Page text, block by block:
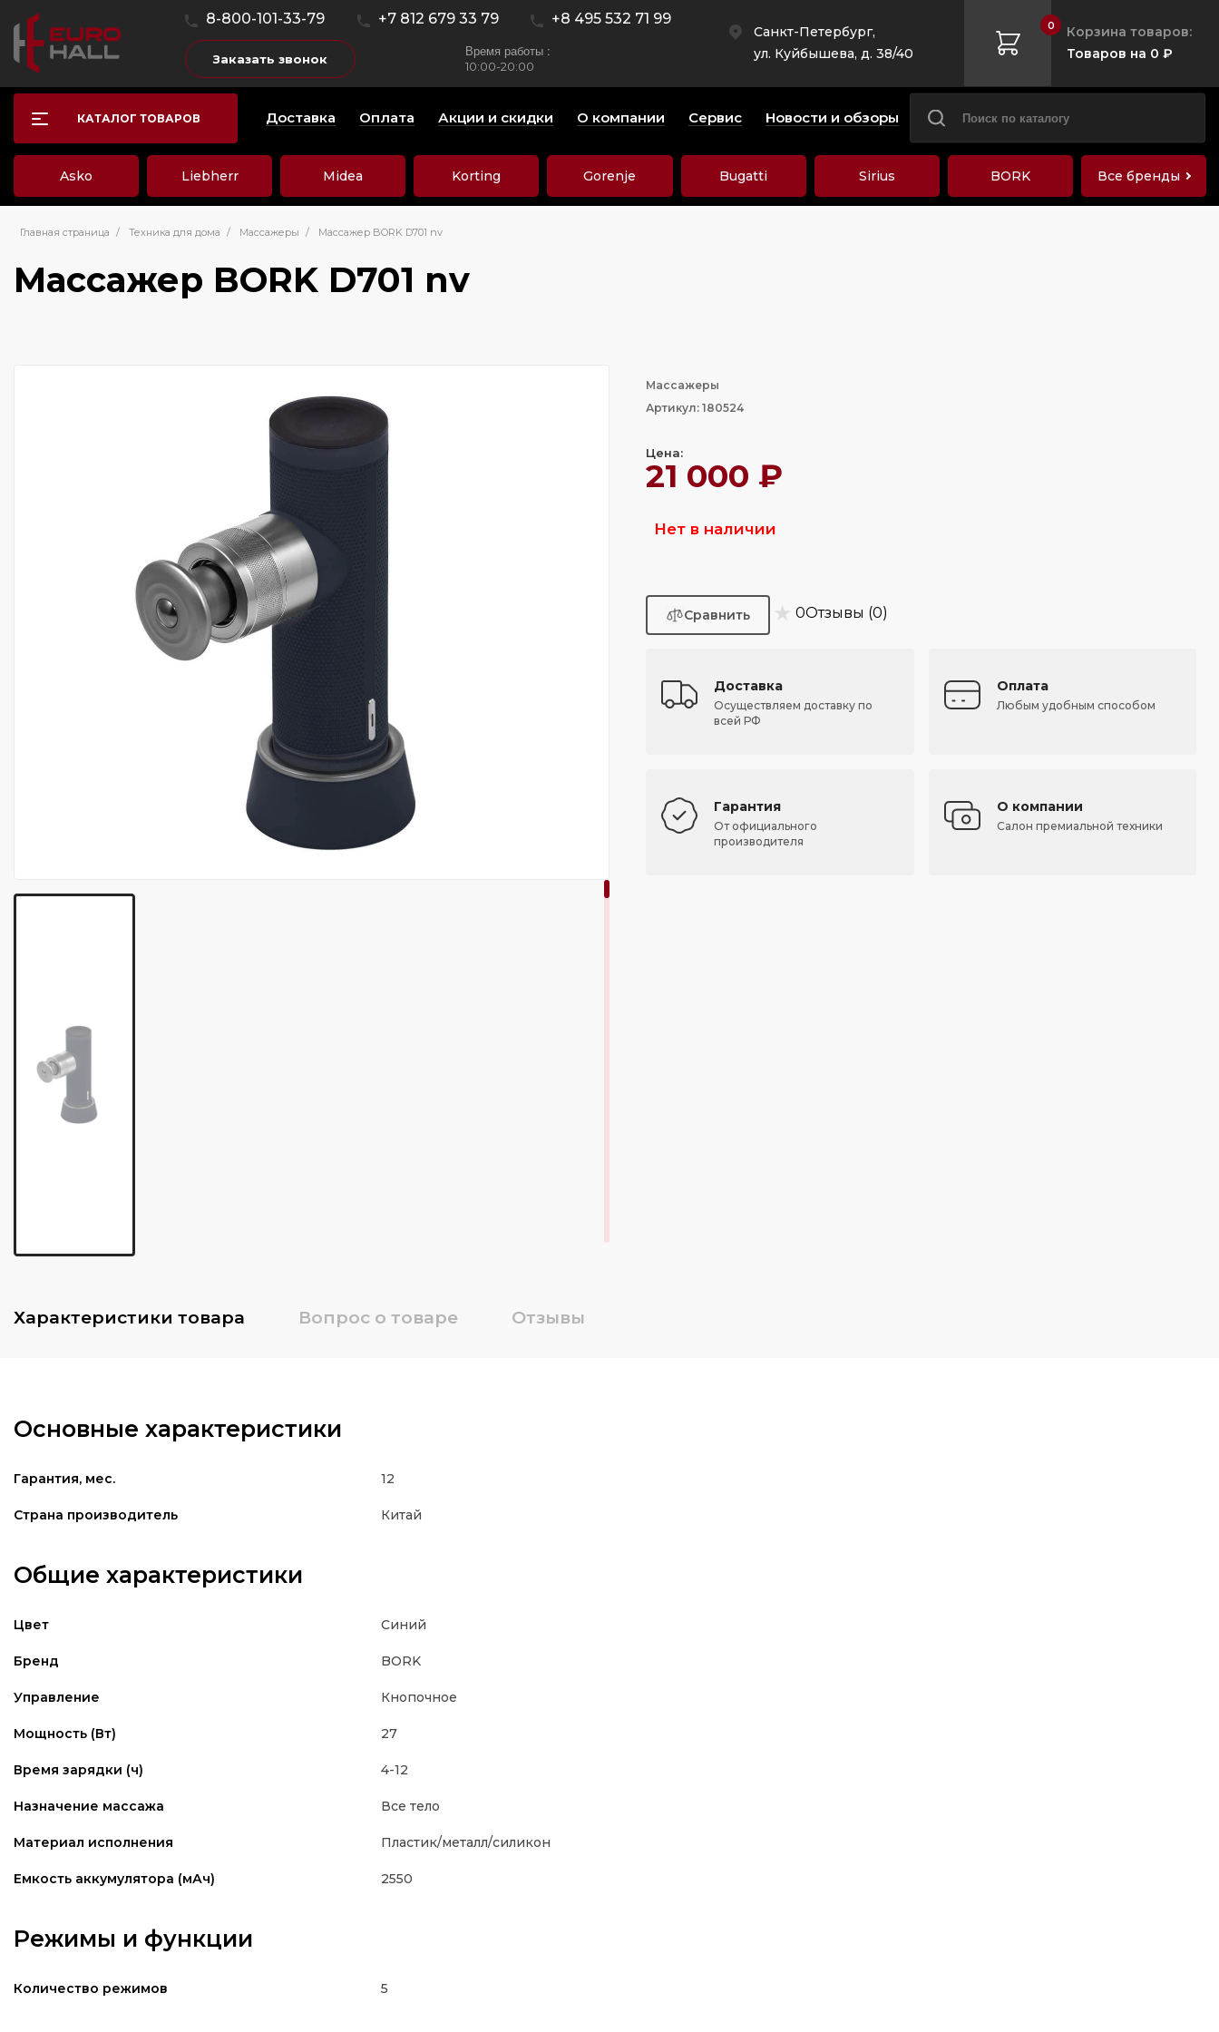
8-800-101-33-79 +7 812 679 33 79 +8 495 532 71 99
Заказать звонок Время работы :
10:00-20:00
Санкт-Петербург,
ул. Куйбышева, д. 38/40
0
Корзина товаров:
Товаров на 0 ₽
КАТАЛОГ ТОВАРОВ Доставка Оплата Акции и скидки О компании Сервис Новости и обзоры
Asko Liebherr Midea Korting Gorenje Bugatti Sirius BORK Все бренды
Главная страница / Техника для дома / Массажеры / Массажер BORK D701 nv
Массажер BORK D701 nv
Массажеры
Артикул: 180524
Цена:
21 000 ₽
Нет в наличии
★ 0Отзывы (0)
Доставка
Осуществляем доставку по
всей РФ
Оплата
Любым удобным способом
Гарантия
От официального
производителя
О компании
Салон премиальной техники
Характеристики товара Вопрос о товаре Отзывы
Основные характеристики
Гарантия, мес. 12
Страна производитель Китай
Общие характеристики
Цвет Синий
Бренд BORK
Управление Кнопочное
Мощность (Вт) 27
Время зарядки (ч) 4-12
Назначение массажа Все тело
Материал исполнения Пластик/металл/силикон
Емкость аккумулятора (мАч) 2550
Режимы и функции
Количество режимов 5